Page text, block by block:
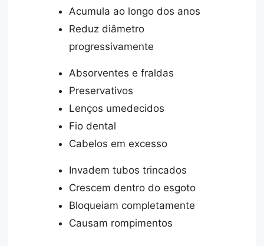
Acumula ao longo dos anos
Reduz diâmetro
progressivamente
Absorventes e fraldas
Preservativos
Lenços umedecidos
Fio dental
Cabelos em excesso
Invadem tubos trincados
Crescem dentro do esgoto
Bloqueiam completamente
Causam rompimentos